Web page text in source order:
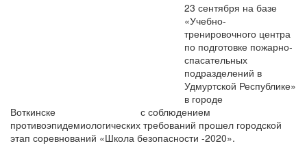
23 сентября на базе
«Учебно-
тренировочного центра
по подготовке пожарно-
спасательных
подразделений в
Удмуртской Республике»
в городе
Воткинске с соблюдением
противоэпидемиологических требований прошел городской
этап соревнований «Школа безопасности -2020».